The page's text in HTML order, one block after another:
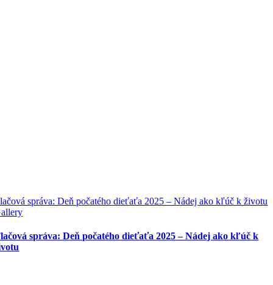
správa: Deň počatého dieťaťa 2025 – Nádej ako kľúč k životu
správa: Deň počatého dieťaťa 2025 – Nádej ako kľúč k